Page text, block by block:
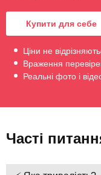
Купити для себе
Ціни не
Враження
Реальні фото і
Часті